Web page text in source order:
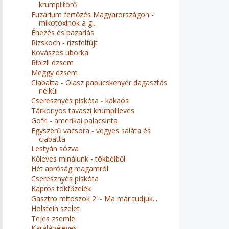
krumplitörő
Fuzárium fertőzés Magyarországon -
mikotoxinok a g...
Éhezés és pazarlás
Rizskoch - rizsfelfújt
Kovászos uborka
Ribizli dzsem
Meggy dzsem
Ciabatta - Olasz papucskenyér dagasztás
nélkül
Cseresznyés piskóta - kakaós
Tárkonyos tavaszi krumplileves
Gofri - amerikai palacsinta
Egyszerű vacsora - vegyes saláta és
ciabatta
Lestyán sózva
Kőleves minálunk - tökbélből
Hét apróság magamról
Cseresznyés piskóta
Kapros tökfőzelék
Gasztro mítoszok 2. - Ma már tudjuk...
Holstein szelet
Tejes zsemle